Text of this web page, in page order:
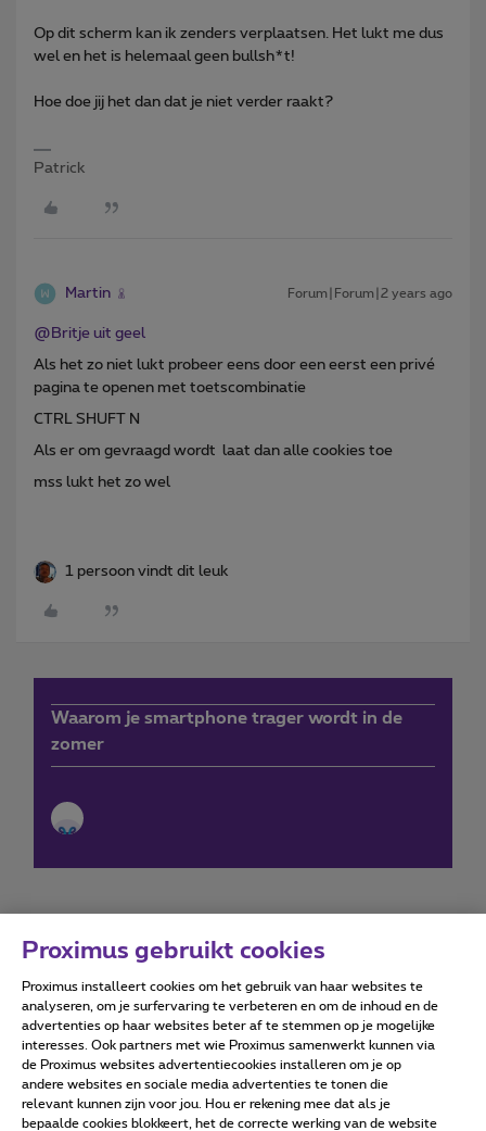
Op dit scherm kan ik zenders verplaatsen. Het lukt me dus
wel en het is helemaal geen bullsh*t!
Hoe doe jij het dan dat je niet verder raakt?
Patrick
Martin Forum|Forum|2 years ago
@Britje uit geel
Als het zo niet lukt probeer eens door een eerst een privé
pagina te openen met toetscombinatie
CTRL SHUFT N
Als er om gevraagd wordt laat dan alle cookies toe
mss lukt het zo wel
1 persoon vindt dit leuk
Waarom je smartphone trager wordt in de
zomer
Forumvoorwaarden Accessibility statement
Alle rechten voorbehouden. © Proximus
Proximus gebruikt cookies
Proximus installeert cookies om het gebruik van haar websites te
analyseren, om je surfervaring te verbeteren en om de inhoud en de
advertenties op haar websites beter af te stemmen op je mogelijke
interesses. Ook partners met wie Proximus samenwerkt kunnen via
de Proximus websites advertentiecookies installeren om je op
andere websites en sociale media advertenties te tonen die
relevant kunnen zijn voor jou. Hou er rekening mee dat als je
bepaalde cookies blokkeert, het de correcte werking van de website